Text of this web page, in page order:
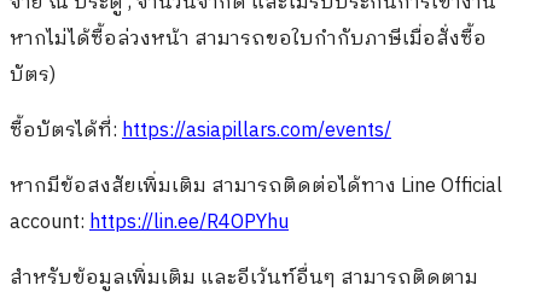
หากไม่ได้ซื้อล่วงหน้า สามารถขอใบกำกับภาษีเมื่อสั่งซื้อ
บัตร)
ซื้อบัตรได้ที่:https://asiapillars.com/events/
หากมีข้อสงสัยเพิ่มเติม สามารถติดต่อได้ทาง Line Official
account:https://lin.ee/R4OPYhu
สำหรับข้อมูลเพิ่มเติม และอีเว้นท์อื่นๆ สามารถติดตาม